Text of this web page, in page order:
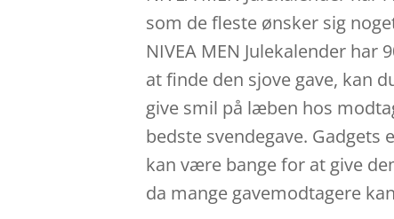
som de fleste ønsker sig
NIVEA MEN Julekalender
at finde den sjove gave, kan
give smil på læben hos
bedste svendegave.
kan være bange for at give
da mange gavemodtagere